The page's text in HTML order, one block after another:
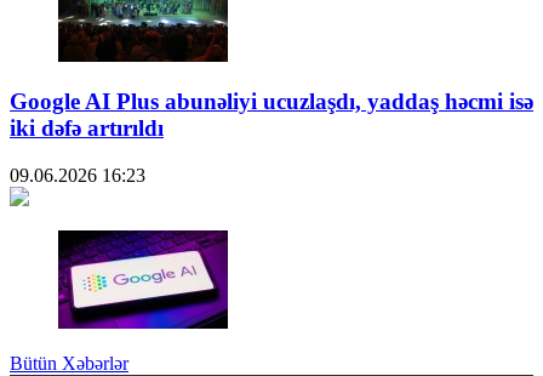
Google AI Plus abunəliyi ucuzlaşdı, yaddaş həcmi isə
iki dəfə artırıldı
09.06.2026 16:23
Bütün Xəbərlər